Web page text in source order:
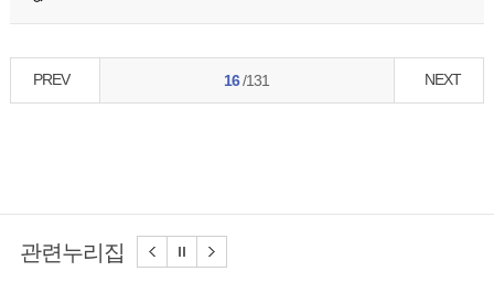
PREV 16/131 NEXT
관련누리집